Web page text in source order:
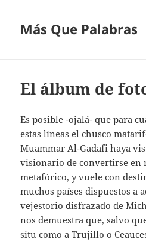
Más Que Palabras
El álbum de
Es posible -ojalá- que para
estas líneas el chusco
Muammar Al-Gadafi haya
visionario de convertirse en
metafórico, y vuele con
muchos países dispuestos a
vejestorio disfrazado de
nos demuestra que, salvo
situ como a Trujillo o